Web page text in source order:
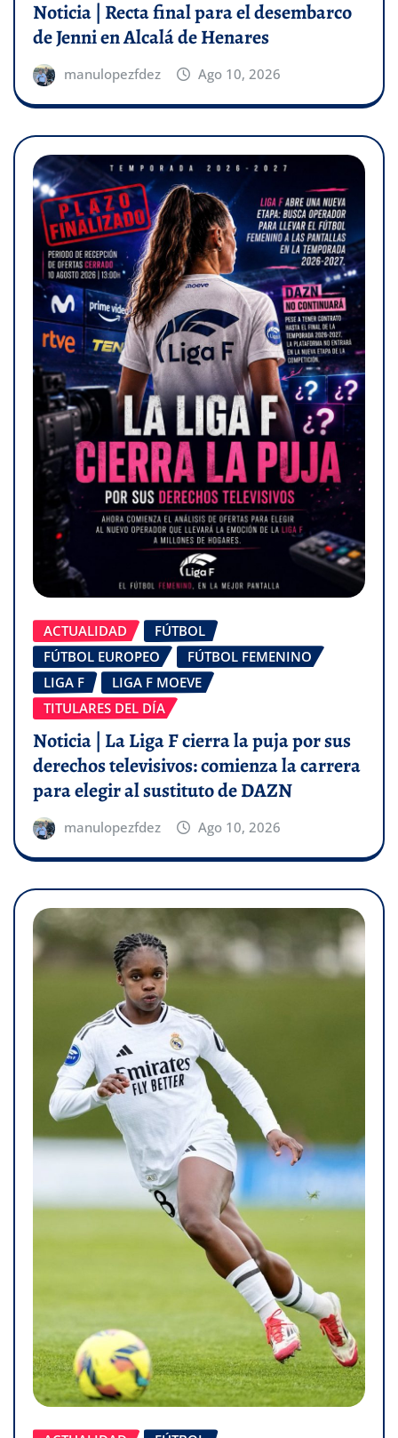
Noticia | Recta final para el desembarco
de Jenni en Alcalá de Henares
manulopezfdez Ago 10, 2026
ACTUALIDAD
FÚTBOL
FÚTBOL EUROPEO
FÚTBOL FEMENINO
LIGA F
LIGA F MOEVE
TITULARES DEL DÍA
Noticia | La Liga F cierra la puja por sus
derechos televisivos: comienza la carrera
para elegir al sustituto de DAZN
manulopezfdez Ago 10, 2026